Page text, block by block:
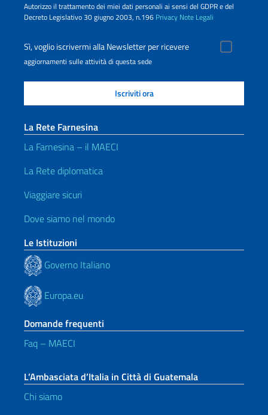
Autorizzo il trattamento dei miei dati personali ai sensi del GDPR e del
Decreto Legislativo 30 giugno 2003, n.196 Privacy Note Legali
Sì, voglio iscrivermi alla Newsletter per ricevere
aggiornamenti sulle attività di questa sede
La Rete Farnesina
La Farnesina – il MAECI
La Rete diplomatica
Viaggiare sicuri
Dove siamo nel mondo
Le Istituzioni
Governo Italiano
Europa.eu
Domande frequenti
Faq – MAECI
L’Ambasciata d’Italia in Città di Guatemala
Chi siamo